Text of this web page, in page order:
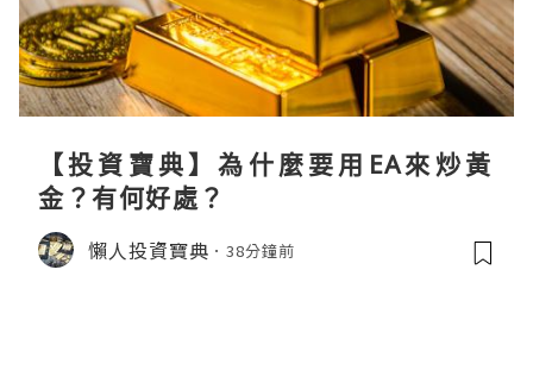
【投資寶典】為什麼要用EA來炒黃
金？有何好處？
懶人投資寶典 38分鐘前